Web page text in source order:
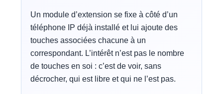
Un module d’extension se fixe à côté d’un
téléphone IP déjà installé et lui ajoute des
touches associées chacune à un
correspondant. L’intérêt n’est pas le nombre
de touches en soi : c’est de voir, sans
décrocher, qui est libre et qui ne l’est pas.